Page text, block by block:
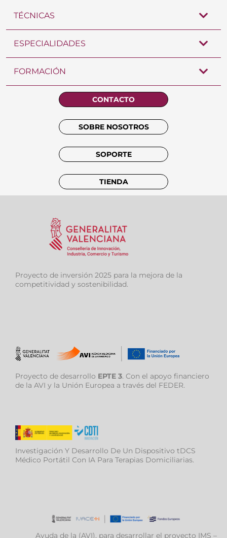
TÉCNICAS
ESPECIALIDADES
FORMACIÓN
CONTACTO
SOBRE NOSOTROS
SOPORTE
TIENDA
Proyecto de inversión 2025 para la mejora de la
competitividad y sostenibilidad.
Proyecto de desarrollo EPTE 3. Con el apoyo financiero
de la AVI y la Unión Europea a través del FEDER.
Investigación Y Desarrollo De Un Dispositivo tDCS
Médico Portátil Con IA Para Terapias Domiciliarias.
Ayuda de la (AVI), para desarrollar el proyecto IMS –